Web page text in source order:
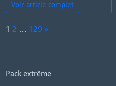
Voir article complet
P
1 2 … 129
t
»
Pack extrême